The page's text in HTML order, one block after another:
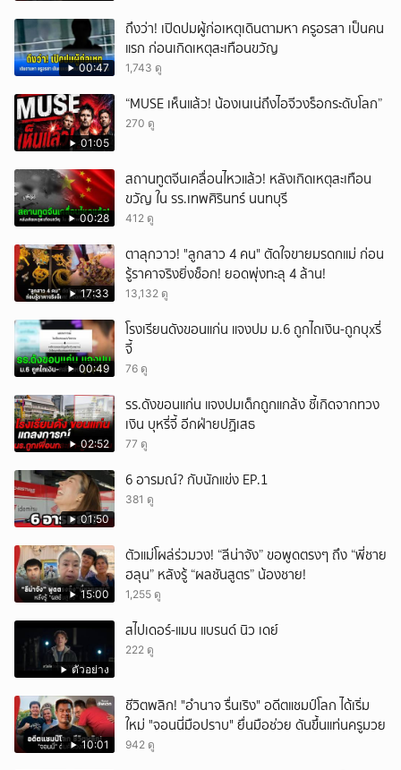
00:47
ถึงว่า! เปิดปมผู้ก่อเหตุเดินตามหา ครูอรสา เป็นคน
แรก ก่อนเกิดเหตุสะเทือนขวัญ
1,743 ดู
01:05
“MUSE เห็นแล้ว! น้องเนเน่ถึงไอจีวงร็อกระดับโลก”
270 ดู
00:28
สถานทูตจีนเคลื่อนไหวแล้ว! หลังเกิดเหตุสะเทือน
ขวัญ ใน รร.เทพศิรินทร์ นนทบุรี
412 ดู
17:33
ตาลุกวาว! "ลูกสาว 4 คน" ตัดใจขายมรดกแม่ ก่อน
รู้ราคาจริงยิ่งช็อก! ยอดพุ่งทะลุ 4 ล้าน!
13,132 ดู
00:49
โรงเรียนดังขอนแก่น แจงปม ม.6 ถูกไถเงิน-ถูกบุxรี่
จี้
76 ดู
02:52
รร.ดังขอนแก่น แจงปมเด็กถูกแกล้ง ชี้เกิดจากทวง
เงิน บุหรี่จี้ อีกฝ่ายปฏิเสธ
77 ดู
01:50
6 อารมณ์? กับนักแข่ง EP.1
381 ดู
15:00
ตัวแม่โผล่ร่วมวง! “ลีน่าจัง” ขอพูดตรงๆ ถึง “พี่ชาย
ฮลุน” หลังรู้ “ผลชันสูตร” น้องชาย!
1,255 ดู
ตัวอย่าง
สไปเดอร์-แมน แบรนด์ นิว เดย์
222 ดู
10:01
ชีวิตพลิก! "อำนาจ รื่นเริง" อดีตแชมป์โลก ได้เริ่ม
ใหม่ "จอนนี่มือปราบ" ยื่นมือช่วย ดันขึ้นแท่นครูมวย
942 ดู